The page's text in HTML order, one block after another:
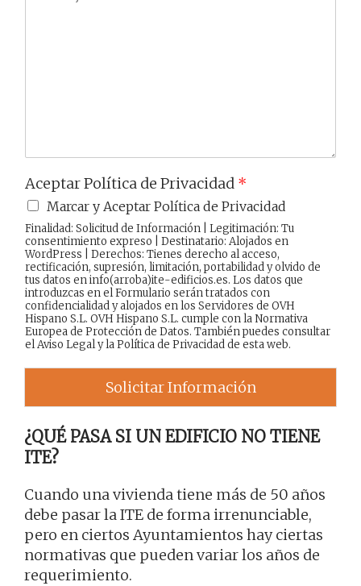
Aceptar Política de Privacidad *
Marcar y Aceptar Política de Privacidad
Finalidad: Solicitud de Información | Legitimación: Tu
consentimiento expreso | Destinatario: Alojados en
WordPress | Derechos: Tienes derecho al acceso,
rectificación, supresión, limitación, portabilidad y olvido de
tus datos en info(arroba)ite-edificios.es. Los datos que
introduzcas en el Formulario serán tratados con
confidencialidad y alojados en los Servidores de OVH
Hispano S.L. OVH Hispano S.L. cumple con la Normativa
Europea de Protección de Datos. También puedes consultar
elAviso Legaly laPolítica de Privacidadde esta web.
Solicitar Información
¿QUÉ PASA SI UN EDIFICIO NO TIENE
ITE?
Cuando una vivienda tiene más de 50 años
debe pasar la ITE de forma irrenunciable,
pero en ciertos Ayuntamientos hay ciertas
normativas que pueden variar los años de
requerimiento.